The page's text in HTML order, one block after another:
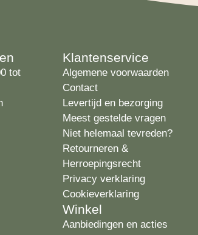
tot
Klantenservice
Algemene voorwaarden
Contact
Levertijd en bezorging
Meest gestelde vragen
Niet helemaal tevreden?
Retourneren &
Herroepingsrecht
Privacy verklaring
Cookieverklaring
Winkel
Aanbiedingen en acties